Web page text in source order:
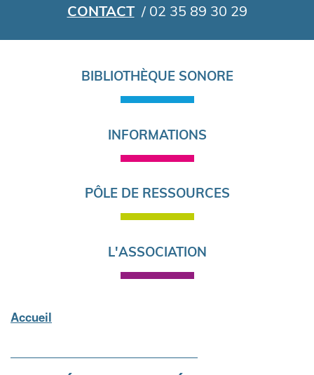
CONTACT / 02 35 89 30 29
BIBLIOTHÈQUE SONORE
INFORMATIONS
PÔLE DE RESSOURCES
L'ASSOCIATION
Accueil